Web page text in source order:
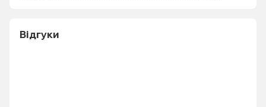
Відгуки